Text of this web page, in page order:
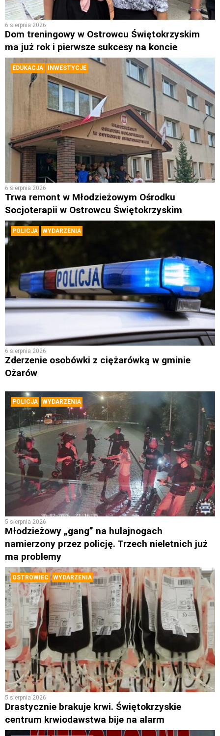
6 sierpnia 2026
Dom treningowy w Ostrowcu Świętokrzyskim
ma już rok i pierwsze sukcesy na koncie
EDUKACJA INWESTYCJE
6 sierpnia 2026
Trwa remont w Młodzieżowym Ośrodku
Socjoterapii w Ostrowcu Świętokrzyskim
POLICJA WYDARZENIA
6 sierpnia 2026
Zderzenie osobówki z ciężarówką w gminie
Ożarów
POLICJA WYDARZENIA
5 sierpnia 2026
Młodzieżowy „gang” na hulajnogach
namierzony przez policję. Trzech nieletnich już
ma problemy
OSTROWIEC WYDARZENIA
5 sierpnia 2026
Drastycznie brakuje krwi. Świętokrzyskie
centrum krwiodawstwa bije na alarm